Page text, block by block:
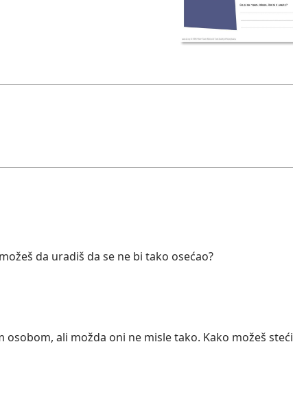
da uradiš da se ne bi tako osećao?
ali možda oni ne misle tako. Kako možeš steći